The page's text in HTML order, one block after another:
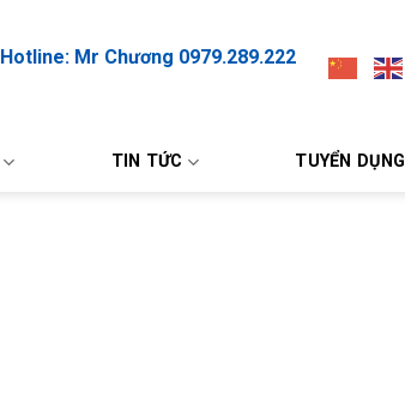
Hotline: Mr Chương 0979.289.222
TIN TỨC TUYỂN DỤNG